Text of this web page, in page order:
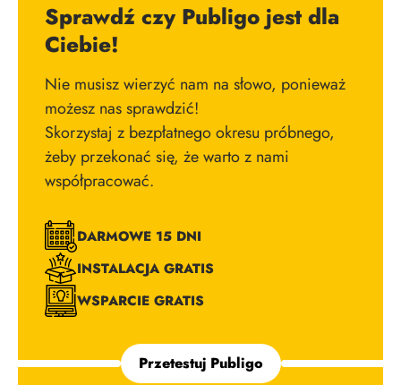
Sprawdź czy Publigo jest dla
Ciebie!
Nie musisz wierzyć nam na słowo, ponieważ
możesz nas sprawdzić!
Skorzystaj z bezpłatnego okresu próbnego,
żeby przekonać się, że warto z nami
współpracować.
DARMOWE 15 DNI
INSTALACJA GRATIS
WSPARCIE GRATIS
Przetestuj Publigo